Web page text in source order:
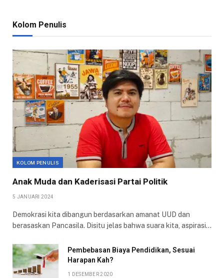
Kolom Penulis
KOLOM PENULIS
Anak Muda dan Kaderisasi Partai Politik
5 JANUARI 2024
Demokrasi kita dibangun berdasarkan amanat UUD dan
berasaskan Pancasila. Disitu jelas bahwa suara kita, aspirasi…
Pembebasan Biaya Pendidikan, Sesuai
Harapan Kah?
1 DESEMBER 2020